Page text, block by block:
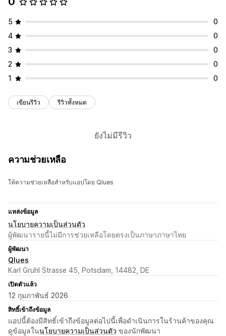
5
0
4
0
3
0
2
0
1
0
เขียนรีวิว รีวิวทั้งหมด
ยังไม่มีรีวิว
ความช่วยเหลือ
ให้ความช่วยเหลือสำหรับแอปโดย Qlues
แหล่งข้อมูล
นโยบายความเป็นส่วนตัว
ผู้พัฒนารายนี้ไม่มีการช่วยเหลือโดยตรงเป็นภาษาภาษาไทย
ผู้พัฒนา
Qlues
Karl Gruhl Strasse 45, Potsdam, 14482, DE
เปิดตัวแล้ว
12 กุมภาพันธ์ 2026
สิทธิ์เข้าถึงข้อมูล
แอปนี้ต้องมีสิทธิ์เข้าถึงข้อมูลต่อไปนี้เพื่อดำเนินการในร้านค้าของคุณ
ดูข้อมูลในนโยบายความเป็นส่วนตัว ของนักพัฒนา